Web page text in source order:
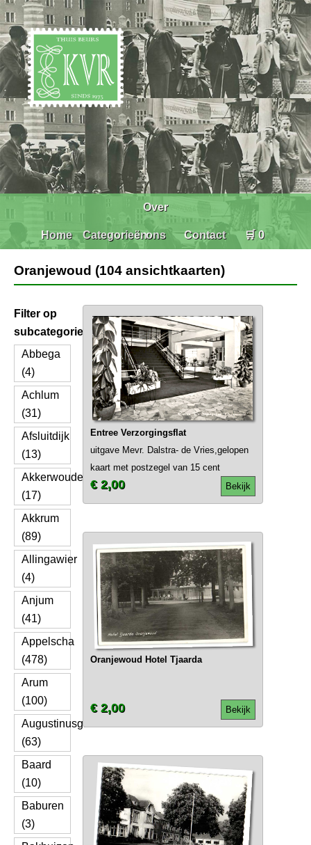
Home Categorieën
Over
ons Contact 🛒 0
Oranjewoud (104 ansichtkaarten)
Filter op
subcategorie
Abbega
(4)
Achlum
(31)
Afsluitdijk
(13)
Akkerwoude
(17)
Akkrum
(89)
Allingawier
(4)
Anjum
(41)
Appelscha
(478)
Arum
(100)
Augustinusga
(63)
Baard
(10)
Baburen
(3)
Entree Verzorgingsflat
uitgave Mevr. Dalstra- de Vries,gelopen
kaart met postzegel van 15 cent
Bekijk
€ 2,00
Oranjewoud Hotel Tjaarda
Bekijk
€ 2,00